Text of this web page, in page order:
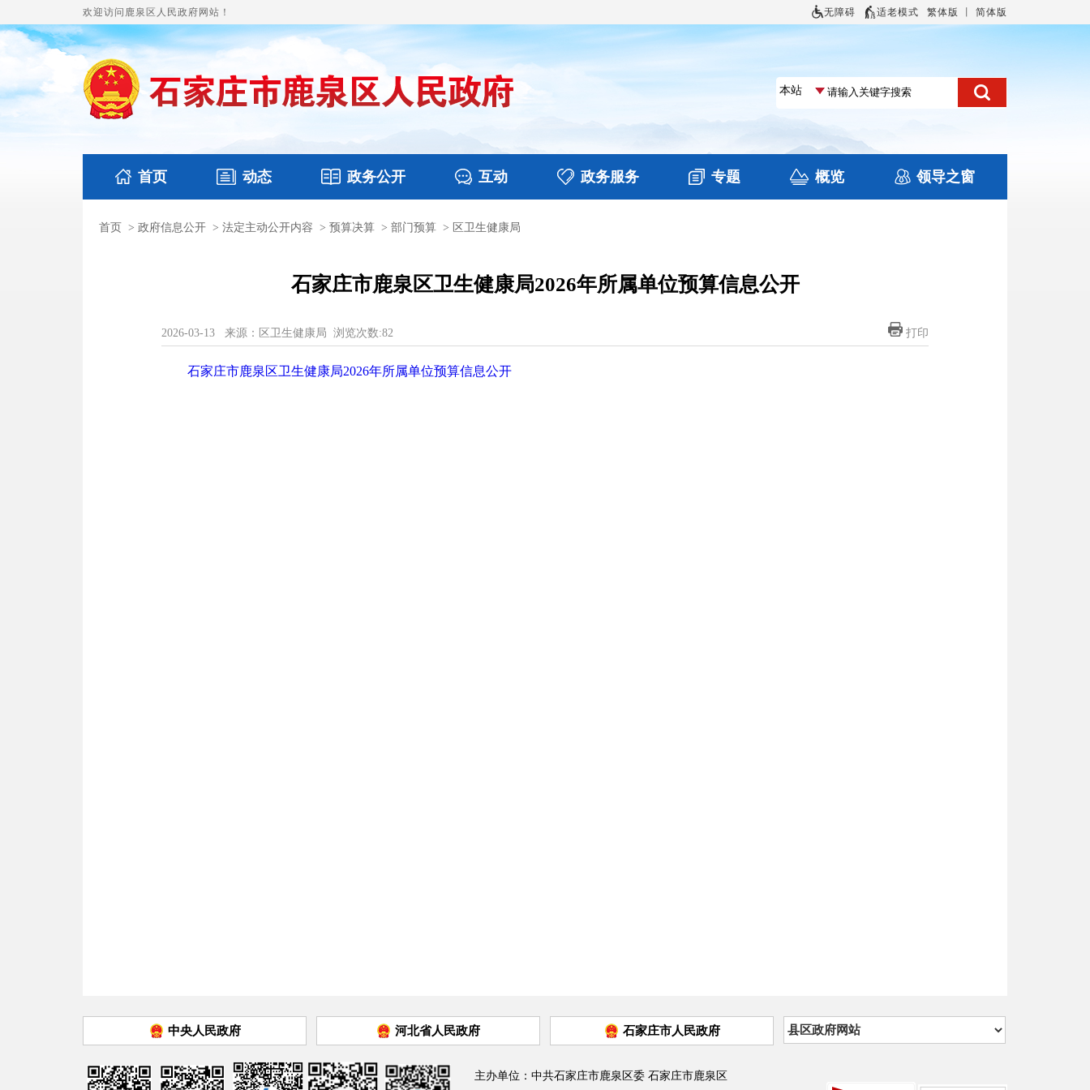
欢迎访问鹿泉区人民政府网站！ 无障碍 适老模式 繁体版 简体版
首页 动态
国务要闻 鹿泉要闻 图片新闻 视频播报
政务公开
本区文件 财政预决算
互动
政务咨询
政务服务 专题
涉企收费目录清单
概览 领导之窗
首页 > 政府信息公开 > 法定主动公开内容 > 预算决算 > 部门预算 > 区卫生健康局
石家庄市鹿泉区卫生健康局2026年所属单位预算信息公开
2026-03-13 来源：区卫生健康局 浏览次数:82 打印
石家庄市鹿泉区卫生健康局2026年所属单位预算信息公开